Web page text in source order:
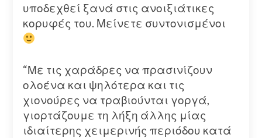
υποδεχθεί ξανά στις ανοιξιάτικες
κορυφές του. Μείνετε συντονισμένοι
“Με τις χαράδρες να πρασινίζουν
ολοένα και ψηλότερα και τις
χιονούρες να τραβιούνται γοργά,
γιορτάζουμε τη λήξη άλλης μίας
ιδιαίτερης χειμερινής περιόδου κατά